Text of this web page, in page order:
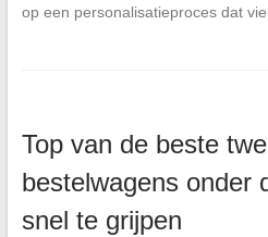
op een personalisatieproces dat
Top van de beste
bestelwagens onder
snel te grijpen